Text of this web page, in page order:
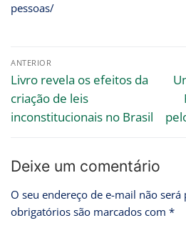
pessoas/
ANTERIOR
Livro revela os efeitos da
criação de leis
inconstitucionais no Brasil
Deixe um comentário
O seu endereço de e-mail não será
obrigatórios são marcados com *